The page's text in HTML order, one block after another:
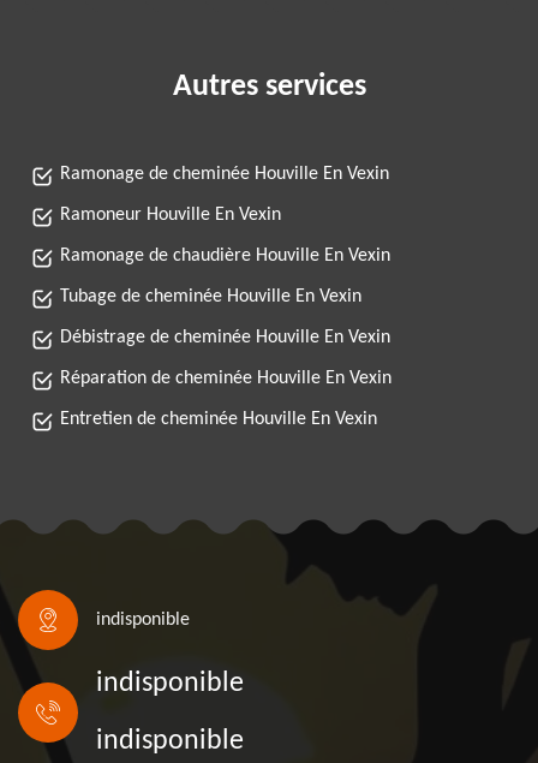
Autres services
Ramonage de cheminée Houville En Vexin
Ramoneur Houville En Vexin
Ramonage de chaudière Houville En Vexin
Tubage de cheminée Houville En Vexin
Débistrage de cheminée Houville En Vexin
Réparation de cheminée Houville En Vexin
Entretien de cheminée Houville En Vexin
indisponible
indisponible
indisponible